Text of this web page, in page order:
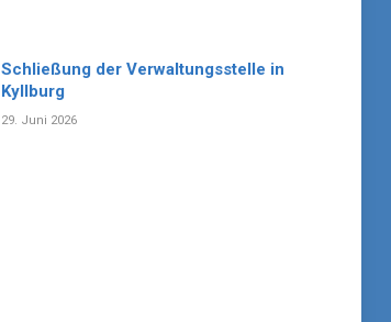
Schließung der Verwaltungsstelle in
Kyllburg
29. Juni 2026